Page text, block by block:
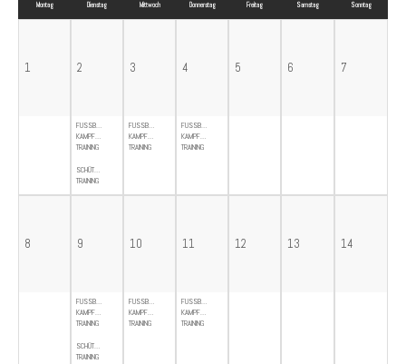
Montag Dienstag Mittwoch Donnerstag Freitag Samstag Sonntag
1 2
FUSSBALL-
KAMPFMANNSCHAFT-
TRAINING
SCHÜTZENGILDE-
TRAINING
3
FUSSBALL-
KAMPFMANNSCHAFT-
TRAINING
4
FUSSBALL-
KAMPFMANNSCHAFT-
TRAINING
5 6 7
8 9
FUSSBALL-
KAMPFMANNSCHAFT-
TRAINING
SCHÜTZENGILDE-
TRAINING
10
FUSSBALL-
KAMPFMANNSCHAFT-
TRAINING
11
FUSSBALL-
KAMPFMANNSCHAFT-
TRAINING
12 13 14